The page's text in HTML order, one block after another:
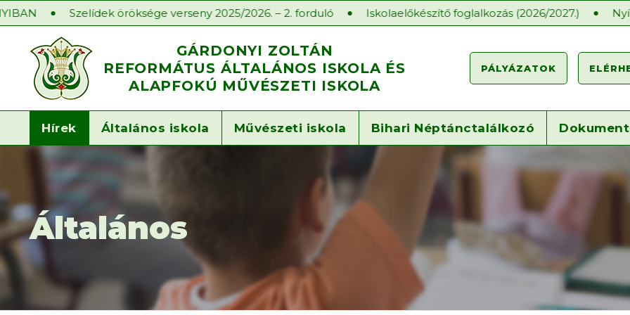
öröksége verseny 2025/2026. – 2. forduló Iskolaelőkészítő foglalkozás (2026/2027.) Nyílt órák a
GÁRDONYI ZOLTÁN
REFORMÁTUS ÁLTALÁNOS ISKOLA ÉS
ALAPFOKÚ MŰVÉSZETI ISKOLA
PÁLYÁZATOK
Hírek Általános iskola Művészeti iskola Bihari Néptánctalálkozó
Általános